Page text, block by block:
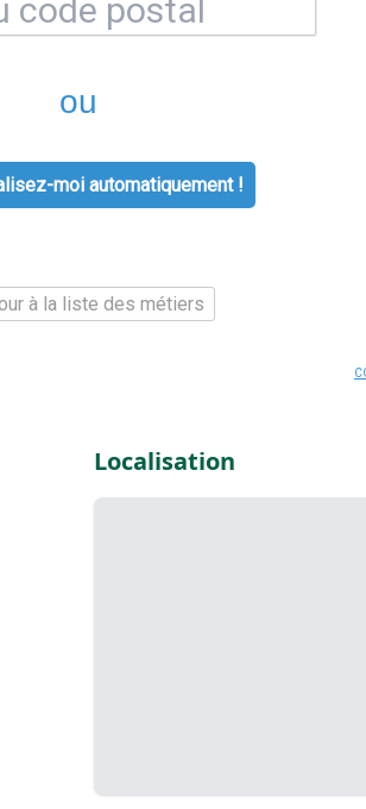
ou
moi automatiquement !
à la liste des métiers
Localisation